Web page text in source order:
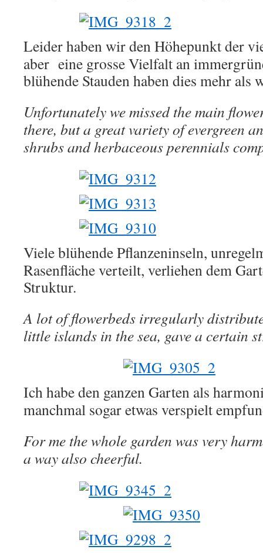
Leider haben wir den Höhepunkt der
aber eine grosse Vielfalt an
blühende Stauden haben dies mehr als
Unfortunately we missed the main
there, but a great variety of evergreen
shrubs and herbaceous perennials
Viele blühende Pflanzeninseln,
Rasenfläche verteilt, verliehen dem
Struktur.
A lot of flowerbeds irregularly
little islands in the sea, gave a certain
Ich habe den ganzen Garten als
manchmal sogar etwas verspielt
For me the whole garden was very
a way also cheerful.